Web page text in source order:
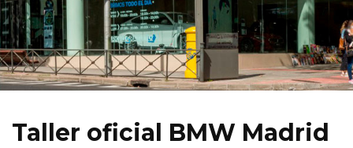
Taller oficial BMW Madrid